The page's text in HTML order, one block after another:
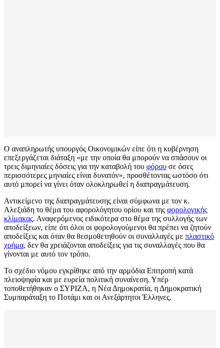
Ο αναπληρωτής υπουργός Οικονομικών είπε ότι η κυβέρνηση
επεξεργάζεται διάταξη «με την οποία θα μπορούν να σπάσουν οι
τρεις διμηνιαίες δόσεις για την καταβολή του φόρου σε όσες
περισσότερες μηνιαίες είναι δυνατόν», προσθέτοντας ωστόσο ότι
αυτό μπορεί να γίνει όταν ολοκληρωθεί η διαπραγμάτευση.
Αντικείμενο της διαπραγμάτευσης είναι σύμφωνα με τον κ.
Αλεξιάδη το θέμα του αφορολόγητου ορίου και της φορολογικής
κλίμακας. Αναφερόμενος ειδικότερα στο θέμα της συλλογής των
αποδείξεων, είπε ότι όλοι οι φορολογούμενοι θα πρέπει να ζητούν
αποδείξεις και όταν θα θεσμοθετηθούν οι συναλλαγές με πλαστικό
χρήμα, δεν θα χρειάζονται αποδείξεις για τις συναλλαγές που θα
γίνονται με αυτό τον τρόπο.
Το σχέδιο νόμου εγκρίθηκε από την αρμόδια Επιτροπή κατά
πλειοψηφία και με ευρεία πολιτική συναίνεση. Υπέρ
τοποθετήθηκαν ο ΣΥΡΙΖΑ, η Νέα Δημοκρατία, η Δημοκρατική
Συμπαράταξη το Ποτάμι και οι Ανεξάρτητοι Έλληνες.